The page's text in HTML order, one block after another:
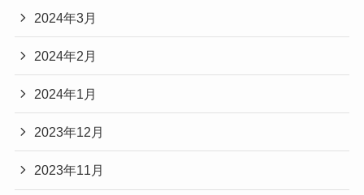
2024年3月
2024年2月
2024年1月
2023年12月
2023年11月